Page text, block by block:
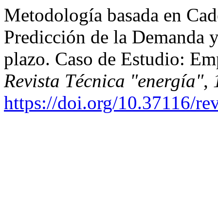
Metodología basada en
Predicción de la Demanda
plazo. Caso de Estudio:
Revista Técnica "energía",
https://doi.org/10.37116/